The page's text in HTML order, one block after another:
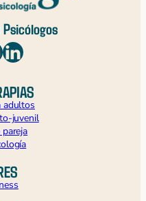
adultos
juvenil
pareja